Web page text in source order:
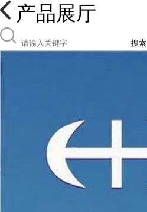
产品展厅
搜索